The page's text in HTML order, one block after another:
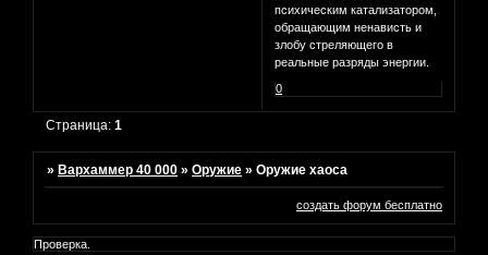
психическим катализатором,
обращающим ненависть и
злобу стреляющего в
реальные разряды энергии.
0
Страница:1
» Вархаммер 40 000 »Оружие »Оружие хаоса
создать форум бесплатно
Проверка.